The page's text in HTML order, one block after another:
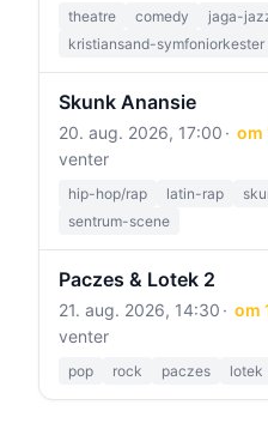
theatre comedy
jaga-
kristiansand-symfoniorkester
Skunk Anansie
20. aug. 2026, 17:00 om
venter
hip-hop/rap latin-rap
sentrum-scene
Paczes & Lotek 2
21. aug. 2026, 14:30 om
venter
pop rock paczes lotek